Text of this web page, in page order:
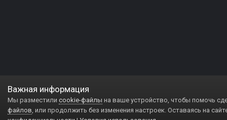
Важная информация
Мы разместили cookie-файлы на ваше устройство, чтобы помочь
файлов, или продолжить без изменения настроек. Оставаясь на